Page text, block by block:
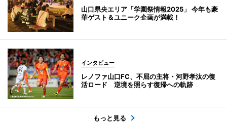
山口県央エリア「学園祭情報2025」 今年も豪
華ゲスト＆ユニーク企画が満載！
インタビュー
レノファ山口FC、不屈の主将・河野孝汰の復
活ロード 逆境を照らす復帰への軌跡
もっと見る